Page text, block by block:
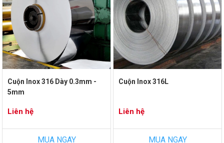
Cuộn Inox 316 Dày 0.3mm -
5mm
Liên hệ
MUA NGAY
Cuộn Inox 316L
Liên hệ
MUA NGAY